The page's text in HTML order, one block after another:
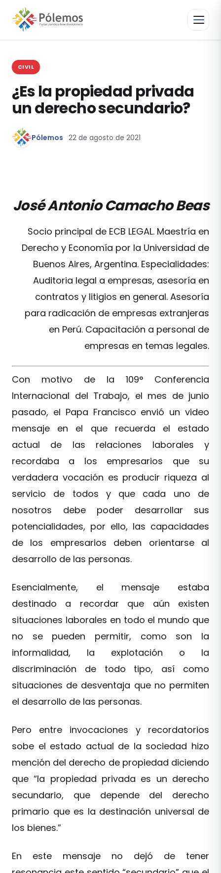
CIVIL
¿Es la propiedad privada
un derecho secundario?
Pólemos 22 de agosto de 2021
José Antonio Camacho Beas
Socio principal de ECB LEGAL. Maestría en
Derecho y Economía por la Universidad de
Buenos Aires, Argentina. Especialidades:
Auditoria legal a empresas, asesoría en
contratos y litigios en general. Asesoría
para radicación de empresas extranjeras
en Perú. Capacitación a personal de
empresas en temas legales.
Con motivo de la 109° Conferencia
Internacional del Trabajo, el mes de junio
pasado, el Papa Francisco envió un video
mensaje en el que recuerda el estado
actual de las relaciones laborales y
recordaba a los empresarios que su
verdadera vocación es producir riqueza al
servicio de todos y que cada uno de
nosotros debe poder desarrollar sus
potencialidades, por ello, las capacidades
de los empresarios deben orientarse al
desarrollo de las personas.
Esencialmente, el mensaje estaba
destinado a recordar que aún existen
situaciones laborales en todo el mundo que
no se pueden permitir, como son la
informalidad, la explotación o la
discriminación de todo tipo, así como
situaciones de desventaja que no permiten
el desarrollo de las personas.
Pero entre invocaciones y recordatorios
sobe el estado actual de la sociedad hizo
mención del derecho de propiedad diciendo
que “la propiedad privada es un derecho
secundario, que depende del derecho
primario que es la destinación universal de
los bienes.”
En este mensaje no dejó de tener